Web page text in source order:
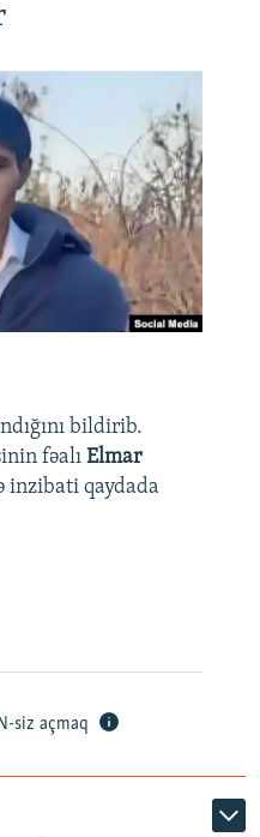
bildirib.
fəalı Elmar
inzibati qaydada
siz açmaq